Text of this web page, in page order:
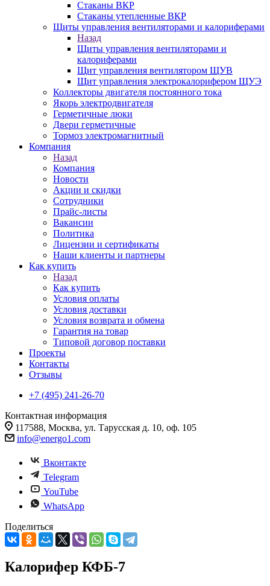
Стаканы ВКР
Стаканы утепленные ВКР
Щиты управления вентиляторами и калориферами
Назад
Щиты управления вентиляторами и
калориферами
Щит управления вентилятором ЩУВ
Щит управления электрокалорифером ЩУЭ
Коллекторы двигателя постоянного тока
Якорь электродвигателя
Герметичные люки
Двери герметичные
Тормоз электромагнитный
Компания
Назад
Компания
Новости
Акции и скидки
Сотрудники
Прайс-листы
Вакансии
Политика
Лицензии и сертификаты
Наши клиенты и партнеры
Как купить
Назад
Как купить
Условия оплаты
Условия доставки
Условия возврата и обмена
Гарантия на товар
Типовой договор поставки
Проекты
Контакты
Отзывы
+7 (495) 241-26-70
Контактная информация
117588, Москва, ул. Тарусская д. 10, оф. 105
info@energo1.com
Вконтакте
Telegram
YouTube
WhatsApp
Поделиться
Калорифер КФБ-7